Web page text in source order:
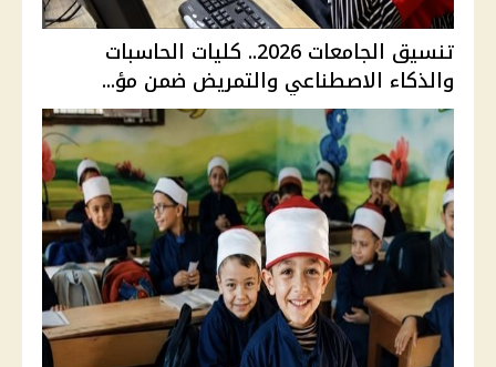
تنسيق الجامعات 2026.. كليات الحاسبات
والذكاء الاصطناعي والتمريض ضمن مؤ...